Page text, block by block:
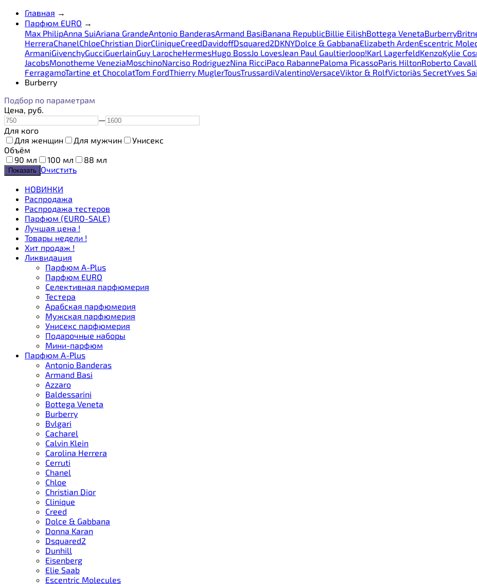
Главная →
Парфюм EURO →
Max PhilipAnna SuiAriana GrandeAntonio BanderasArmand BasiBanana RepublicBillie EilishBottega VenetaBurberry
HerreraChanelChloeChristian DiorCliniqueCreedDavidoffDsquared2DKNYDolce & GabbanaElizabeth ArdenEscentric
ArmaniGivenchyGucciGuerlainGuy LarocheHermesHugo BossJo LovesJean Paul GaultierJoop!Karl LagerfeldKenzoKylie
JacobsMonotheme VeneziaMoschinoNarciso RodriguezNina RicciPaco RabannePaloma PicassoParis HiltonRoberto
FerragamoTartine et ChocolatTom FordThierry MuglerTousTrussardiValentinoVersaceViktor & RolfVictoria`s SecretYves
Burberry
Подбор по параметрам
Цена, руб.
—
Для кого
Для женщин
Для мужчин
Унисекс
Объём
90 мл
100 мл
88 мл
Очистить
НОВИНКИ
Распродажа
Распродажа тестеров
Парфюм (EURO-SALE)
Лучшая цена !
Товары недели !
Хит продаж !
Ликвидация
Парфюм A-Plus
Парфюм EURO
Селективная парфюмерия
Тестера
Арабская парфюмерия
Мужская парфюмерия
Унисекс парфюмерия
Подарочные наборы
Мини-парфюм
Парфюм A-Plus
Antonio Banderas
Armand Basi
Azzaro
Baldessarini
Bottega Veneta
Burberry
Bvlgari
Cacharel
Calvin Klein
Carolina Herrera
Cerruti
Chanel
Chloe
Christian Dior
Clinique
Creed
Dolce & Gabbana
Donna Karan
Dsquared2
Dunhill
Eisenberg
Elie Saab
Escentric Molecules